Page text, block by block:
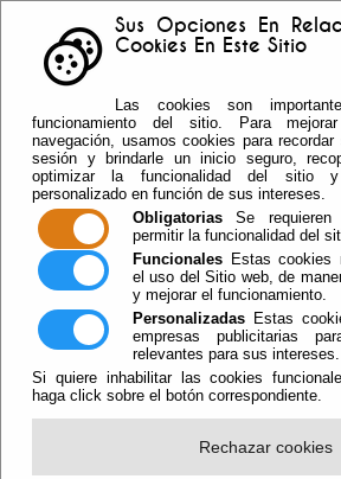
Sus Opciones En
Cookies En Este Sitio
Las cookies son
funcionamiento del sitio. Para
navegación, usamos cookies para
sesión y brindarle un inicio seguro,
optimizar la funcionalidad del sitio y
personalizado en función de sus intereses.
Obligatorias Se requieren
permitir la funcionalidad del
Funcionales Estas cookies
el uso del Sitio web, de
y mejorar el funcionamiento.
Personalizadas Estas
empresas publicitarias
relevantes para sus intereses.
Si quiere inhabilitar las cookies
haga click sobre el botón correspondiente.
Rechazar cookies
Telf:
Escuchar